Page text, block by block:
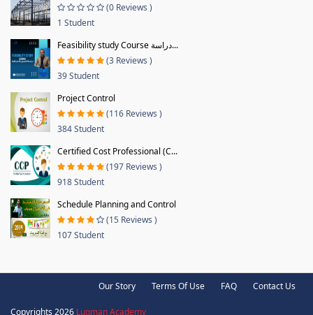
(0 Reviews )
1 Student
Feasibility study Course دراسة...
(3 Reviews )
39 Student
Project Control
(116 Reviews )
384 Student
Certified Cost Professional (C...
(197 Reviews )
918 Student
Schedule Planning and Control
(15 Reviews )
107 Student
Our Story Terms Of Use FAQ Contact Us
Copyrights 2026 Luqman Academy